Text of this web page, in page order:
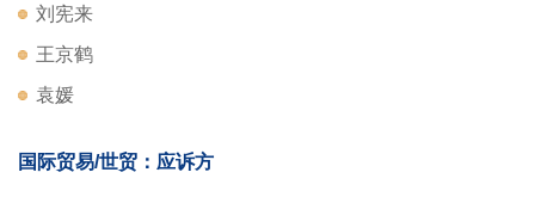
刘宪来
王京鹤
袁媛
国际贸易/世贸：应诉方